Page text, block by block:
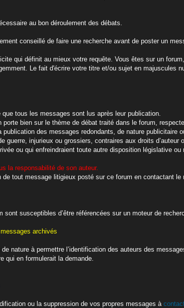
au bon déroulement des débats.
conseillé de faire une recherche avant de poster un
qui définit au mieux votre requête. Vous êtes sur un
Le fait d'écrire votre titre et/ou sujet en majuscules
tous les messages sont lus après leur publication.
porte bien sur le thème de débat traité dans le forum,
des messages redondants, de nature
guerre, injurieux ou grossiers, contraires aux droits
ou qui enfreindraient toute autre disposition législative ou
la responsabilité de son auteur.
tout message litigieux posté sur ce forum en contactant le
susceptibles d’être référencées sur un moteur de
archivés
nature à permettre l’identification des auteurs des
qui en formulerait la demande.
ou la suppression de vos propres messages à